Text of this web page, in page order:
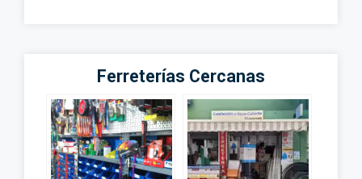
Ferreterías Cercanas